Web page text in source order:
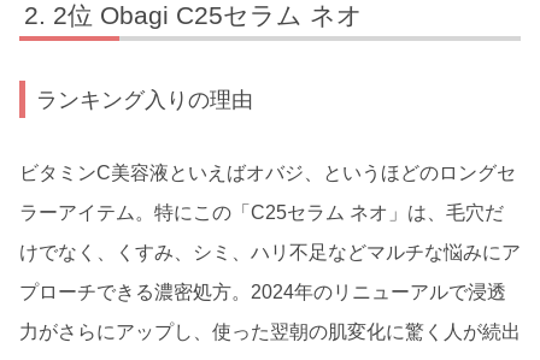
2位 Obagi C25セラム ネオ
ランキング入りの理由
ビタミンC美容液といえばオバジ、というほどのロングセ
ラーアイテム。特にこの「C25セラム ネオ」は、毛穴だ
けでなく、くすみ、シミ、ハリ不足などマルチな悩みにア
プローチできる濃密処方。2024年のリニューアルで浸透
力がさらにアップし、使った翌朝の肌変化に驚く人が続出